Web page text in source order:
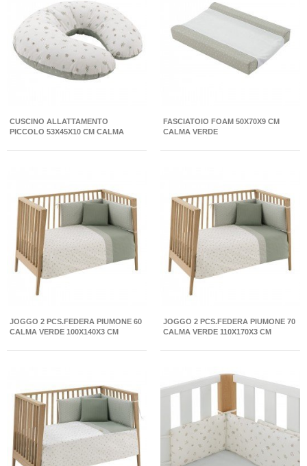
CUSCINO ALLATTAMENTO
PICCOLO 53X45X10 CM CALMA
FASCIATOIO FOAM 50X70X9 CM
CALMA VERDE
JOGGO 2 PCS.FEDERA PIUMONE 60
CALMA VERDE 100X140X3 CM
JOGGO 2 PCS.FEDERA PIUMONE 70
CALMA VERDE 110X170X3 CM